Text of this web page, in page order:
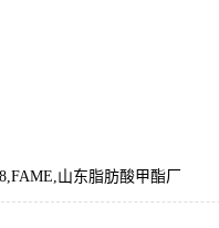
山东脂肪酸甲酯厂